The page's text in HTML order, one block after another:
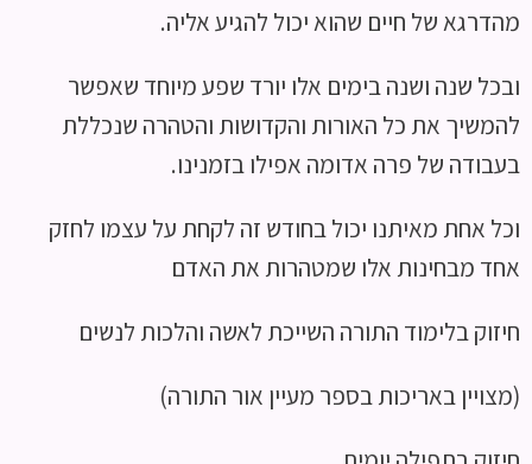
מהדרגא של חיים שהוא יכול להגיע אליה.
ובכל שנה ושנה בימים אלו יורד שפע מיוחד שאפשר
להמשיך את כל האורות והקדושות והטהרה שנכללת
בעבודה של פרה אדומה אפילו בזמנינו.
וכל אחת מאיתנו יכול בחודש זה לקחת על עצמו לחזק
אחד מבחינות אלו שמטהרות את האדם
חיזוק בלימוד התורה השייכת לאשה והלכות לנשים
(מצויין באריכות בספר מעיין אור התורה)